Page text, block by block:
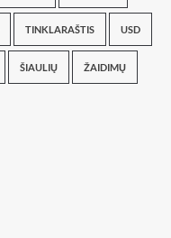
TINKLARAŠTIS USD
ŠIAULIŲ ŽAIDIMŲ